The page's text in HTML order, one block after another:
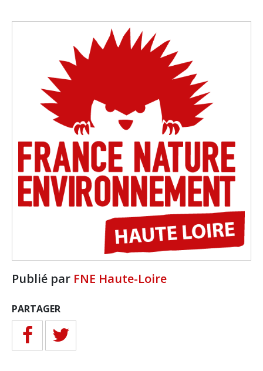
Publié par FNE Haute-Loire
PARTAGER